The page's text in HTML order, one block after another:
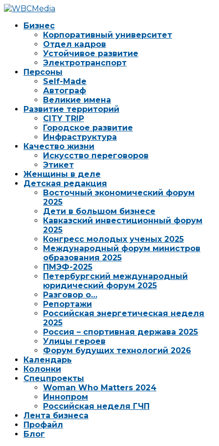
Бизнес
Корпоративный университет
Отдел кадров
Устойчивое развитие
Электротранспорт
Персоны
Self-Made
Автограф
Великие имена
Развитие территорий
CITY TRIP
Городское развитие
Инфраструктура
Качество жизни
Искусство переговоров
Этикет
Женщины в деле
Детская редакция
Восточный экономический форум
2025
Дети в большом бизнесе
Кавказский инвестиционный форум
2025
Конгресс молодых ученых 2025
Международный форум министров
образования 2025
ПМЭФ-2025
Петербургский международный
юридический форум 2025
Разговор о…
Репортажи
Российская энергетическая неделя
2025
Россия – спортивная держава 2025
Улицы героев
Форум будущих технологий 2026
Календарь
Колонки
Спецпроекты
Woman Who Matters 2024
Иннопром
Российская неделя ГЧП
Лента бизнеса
Профайл
Блог